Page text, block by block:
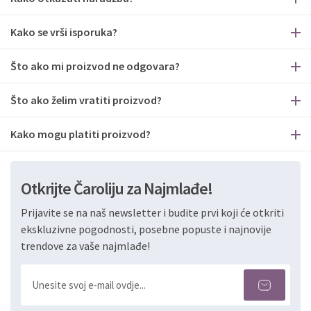
Kako se vrši isporuka?
Što ako mi proizvod ne odgovara?
Što ako želim vratiti proizvod?
Kako mogu platiti proizvod?
Otkrijte Čaroliju za Najmlađe!
Prijavite se na naš newsletter i budite prvi koji će otkriti
ekskluzivne pogodnosti, posebne popuste i najnovije
trendove za vaše najmlađe!